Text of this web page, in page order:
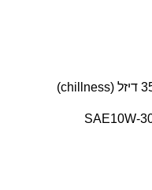
chillness
)
SAE10W-